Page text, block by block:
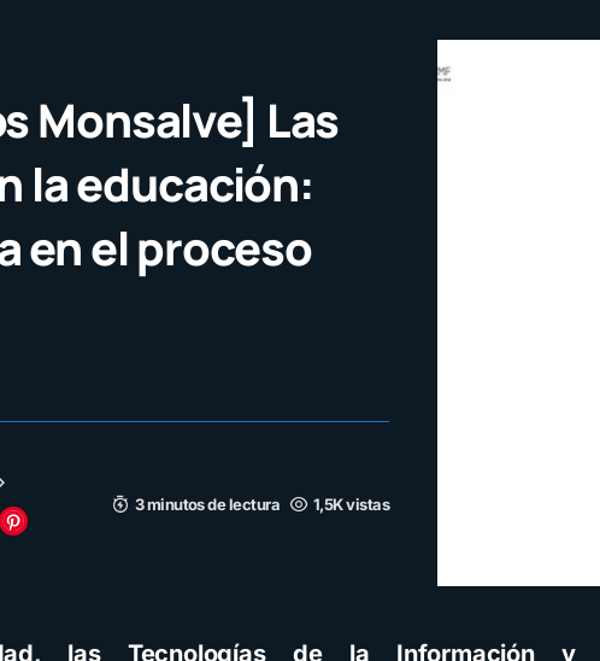
Monsalve] Las
la educación:
en el proceso
3 minutos de lectura
1,5K vistas
las Tecnologías de la Información y